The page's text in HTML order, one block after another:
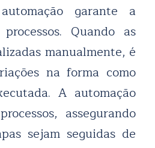
garante a
Quando as
manualmente, é
na forma como
A automação
assegurando
sejam seguidas de